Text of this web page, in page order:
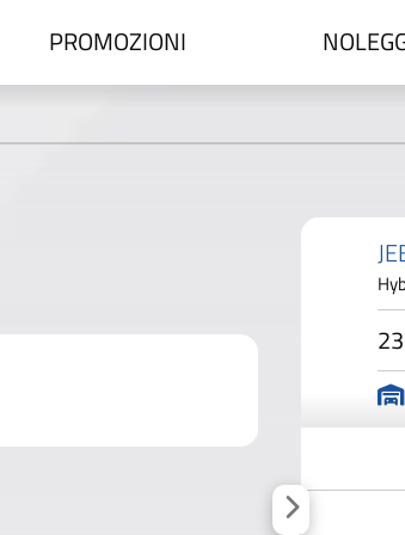
PROMOZIONI